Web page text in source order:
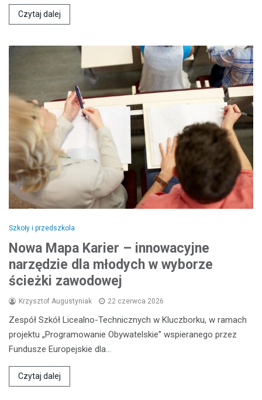
Czytaj dalej
Szkoły i przedszkola
Nowa Mapa Karier – innowacyjne
narzędzie dla młodych w wyborze
ścieżki zawodowej
Krzysztof Augustyniak 22 czerwca 2026
Zespół Szkół Licealno-Technicznych w Kluczborku, w ramach
projektu „Programowanie Obywatelskie” wspieranego przez
Fundusze Europejskie dla…
Czytaj dalej